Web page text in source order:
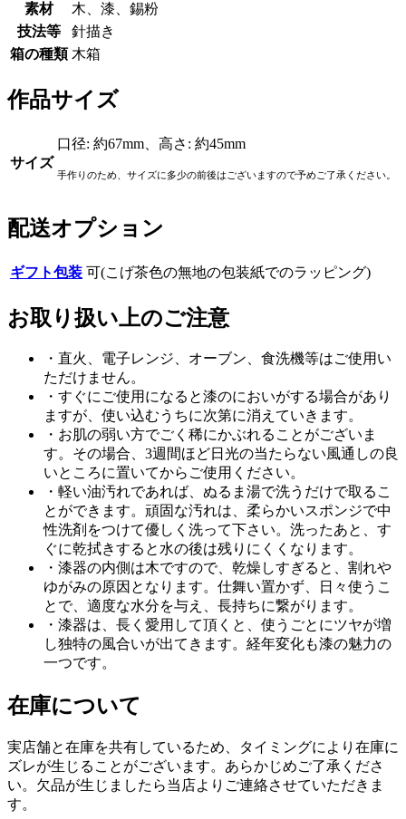
素材
木、漆、錫粉
技法等
針描き
箱の種類 木箱
作品サイズ
サイズ
口径: 約67mm、高さ: 約45mm
手作りのため、サイズに多少の前後はございますので予めご了承ください。
配送オプション
ギフト包装 可(こげ茶色の無地の包装紙でのラッピング)
お取り扱い上のご注意
・直火、電子レンジ、オーブン、食洗機等はご使用い
ただけません。
・すぐにご使用になると漆のにおいがする場合があり
ますが、使い込むうちに次第に消えていきます。
・お肌の弱い方でごく稀にかぶれることがございま
す。その場合、3週間ほど日光の当たらない風通しの良
いところに置いてからご使用ください。
・軽い油汚れであれば、ぬるま湯で洗うだけで取るこ
とができます。頑固な汚れは、柔らかいスポンジで中
性洗剤をつけて優しく洗って下さい。洗ったあと、す
ぐに乾拭きすると水の後は残りにくくなります。
・漆器の内側は木ですので、乾燥しすぎると、割れや
ゆがみの原因となります。仕舞い置かず、日々使うこ
とで、適度な水分を与え、長持ちに繋がります。
・漆器は、長く愛用して頂くと、使うごとにツヤが増
し独特の風合いが出てきます。経年変化も漆の魅力の
一つです。
在庫について
実店舗と在庫を共有しているため、タイミングにより在庫に
ズレが生じることがございます。あらかじめご了承くださ
い。欠品が生じましたら当店よりご連絡させていただきま
す。